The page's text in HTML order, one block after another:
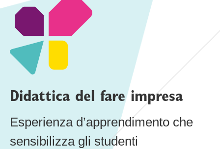
Didattica del fare impresa
Esperienza d’apprendimento che
sensibilizza gli studenti